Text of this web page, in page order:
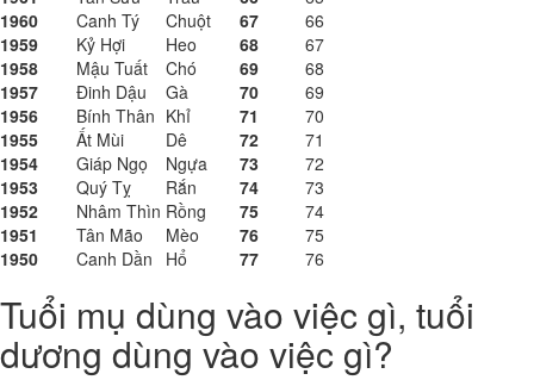
1960
Canh Tý Chuột 67
66
1959
Kỷ Hợi Heo 68
67
1958
Mậu Tuất Chó 69
68
1957
Đinh Dậu Gà 70
69
1956
Bính Thân Khỉ 71
70
1955
Ất Mùi Dê 72
71
1954
Giáp Ngọ Ngựa 73
72
1953
Quý Tỵ Rắn 74
73
1952
Nhâm Thìn Rồng 75
74
1951
Tân Mão Mèo 76
75
1950
Canh Dần Hổ 77 76
Tuổi mụ dùng vào việc gì, tuổi
dương dùng vào việc gì?